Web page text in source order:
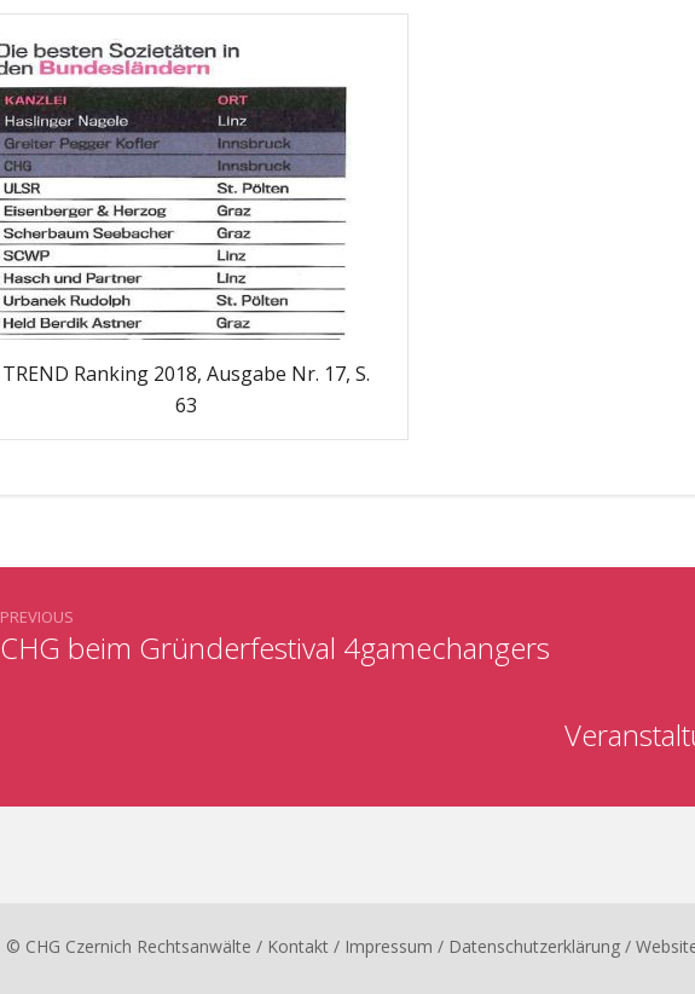
TREND Ranking 2018, Ausgabe Nr. 17, S.
63
CHG beim Gründerfestival 4gamechangers
PREVIOUS
© CHG Czernich Rechtsanwälte / Kontakt / Impressum / Datenschutzerklärung /